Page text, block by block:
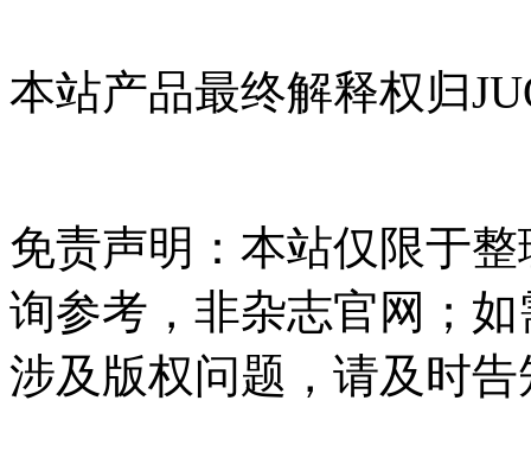
本站产品最终解释权归
免责声明：本站仅限于
询参考，非杂志官网；
涉及版权问题，请及时告